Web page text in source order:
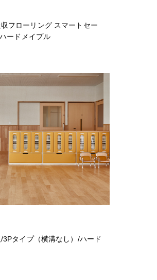
フローリング スマートセー
ードメイプル
3Pタイプ（横溝なし）/ハード